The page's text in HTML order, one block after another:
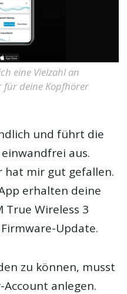
eine Vielzahl an
für deine Kopfhörer
und führt die
aus.
hat mir gut gefallen.
erhalten deine
True Wireless 3
Update.
zu können, musst
anlegen.